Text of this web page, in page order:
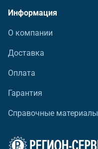
Информация
О компании
Доставка
Оплата
Гарантия
Справочные материалы